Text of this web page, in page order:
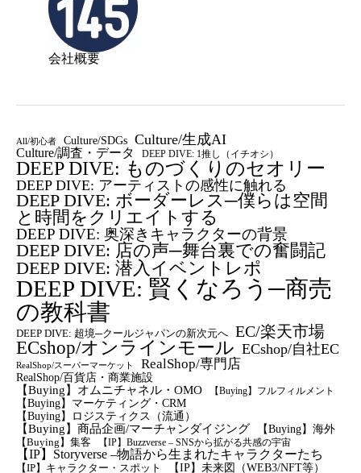
会社概要
All/初心者 Culture/SDGs Culture/生成AI
Culture/調査・データ DEEP DIVE: 1推し（イチオシ）
DEEP DIVE: ものづくりのセオリー
DEEP DIVE: アーティストの感性に触れる
DEEP DIVE: ボーダーレス─僕らは空間
と時間をクリエイトする
DEEP DIVE: 奥深きキャラクターの背景
DEEP DIVE: 店の声─舞台裏での奮闘記
DEEP DIVE: 潜入イベントレポ
DEEP DIVE: 賢くなろう─商売
の教科書
DEEP DIVE: 超境─クールジャパンの新次元へ EC/楽天市場
ECshop/オンラインモール ECshop/自社EC
RealShop/スーパーマーケット RealShop/専門店
RealShop/百貨店・商業施設
【Buying】オムニチャネル・OMO
【Buying】フルフィルメント
【Buying】マーケティング・CRM
【buying】ロジスティクス（流通）
【Buying】商品企画/マーチャンダイジング 【Buying】海外
【Buying】集客 【IP】Buzzverse – SNSから拡がる共感の宇宙
【IP】Storyverse –物語から生まれたキャラクターたち
【IP】キャラクター・スポット 【IP】未来図（WEB3/NFT等）